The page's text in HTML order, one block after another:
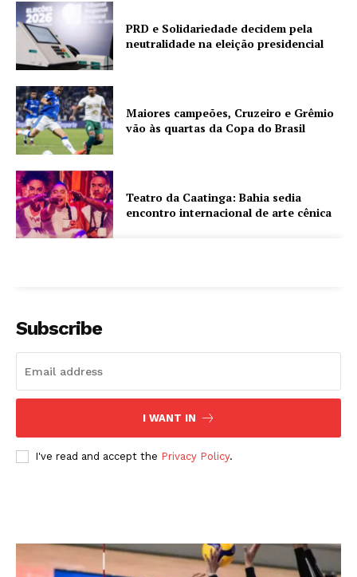
PRD e Solidariedade decidem pela
neutralidade na eleição presidencial
Maiores campeões, Cruzeiro e Grêmio
vão às quartas da Copa do Brasil
Teatro da Caatinga: Bahia sedia
encontro internacional de arte cênica
Subscribe
I WANT IN
I've read and accept the Privacy Policy.